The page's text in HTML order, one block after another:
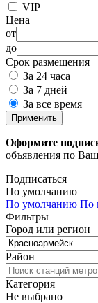
VIP
Цена
от
до
Срок размещения
За 24 часа
За 7 дней
За все время
Применить
Оформите
объявления по
Подписаться
По умолчанию
По умолчанию По
Фильтры
Город или регион
Район
Категория
Не выбрано